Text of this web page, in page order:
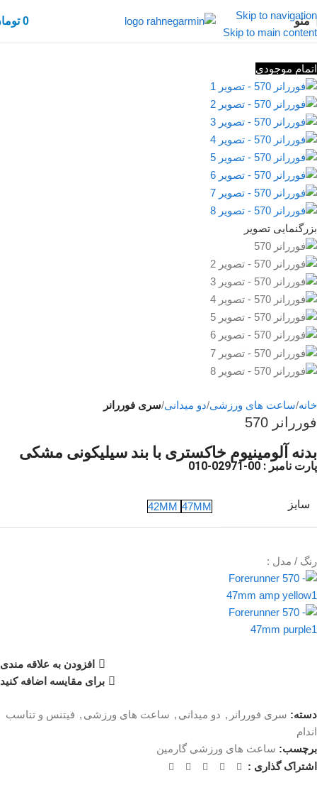
Skip to navigation
Skip to main content
منو 0
اتمام موجودی
بزرگنمایی تصویر
خانه ساعت های ورزشی دو میدانی سری فوررانر
فوررانر 570
بدنه آلومینیوم خاکستری با بند سیلیکونی مشکی
پارت نامبر : 00-02971-010
سایز 42MM 47MM
رنگ / مدل :
افزودن به علاقه مندی
برای مقایسه اضافه کنید
دسته: سری فوررانر , دو میدانی , ساعت های ورزشی , فیتنس و تناسب
اندام
برچسب: ساعت های ورزشی گارمین
اشتراک گذاری :